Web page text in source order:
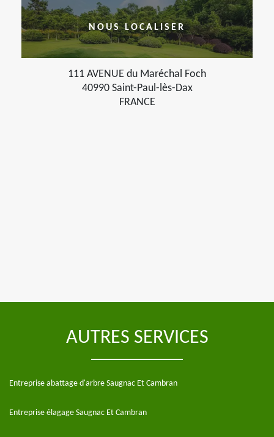
NOUS LOCALISER
111 AVENUE du Maréchal Foch
40990 Saint-Paul-lès-Dax
FRANCE
AUTRES SERVICES
Entreprise abattage d'arbre Saugnac Et Cambran
Entreprise élagage Saugnac Et Cambran